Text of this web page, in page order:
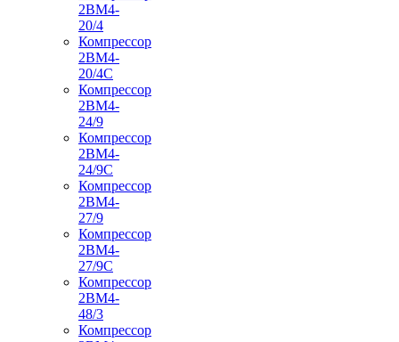
2ВМ4-
20/4
Компрессор
2ВМ4-
20/4С
Компрессор
2ВМ4-
24/9
Компрессор
2ВМ4-
24/9С
Компрессор
2ВМ4-
27/9
Компрессор
2ВМ4-
27/9С
Компрессор
2ВМ4-
48/3
Компрессор